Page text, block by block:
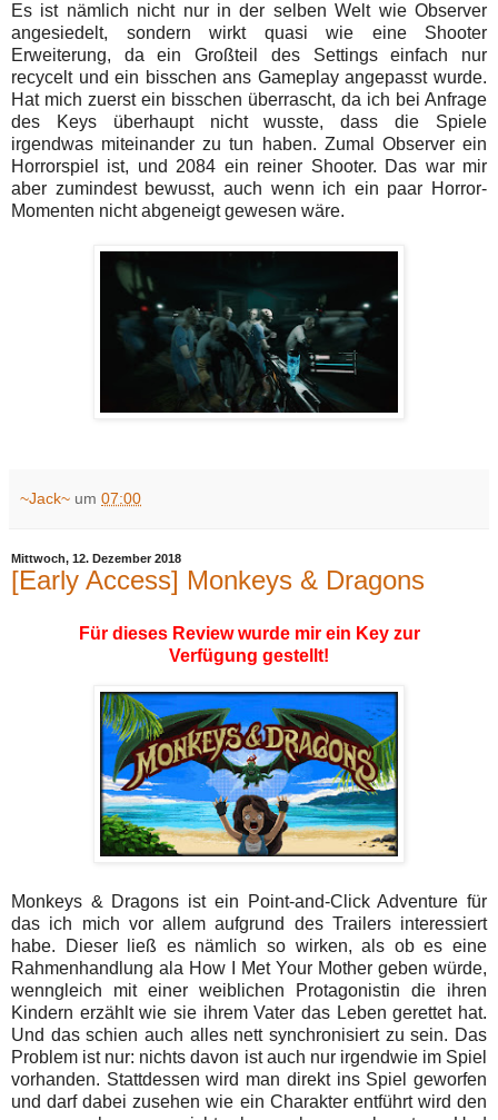
Es ist nämlich nicht nur in der selben Welt wie Observer
angesiedelt, sondern wirkt quasi wie eine Shooter
Erweiterung, da ein Großteil des Settings einfach nur
recycelt und ein bisschen ans Gameplay angepasst wurde.
Hat mich zuerst ein bisschen überrascht, da ich bei Anfrage
des Keys überhaupt nicht wusste, dass die Spiele
irgendwas miteinander zu tun haben. Zumal Observer ein
Horrorspiel ist, und 2084 ein reiner Shooter. Das war mir
aber zumindest bewusst, auch wenn ich ein paar Horror-
Momenten nicht abgeneigt gewesen wäre.
~Jack~ um 07:00
Mittwoch, 12. Dezember 2018
[Early Access] Monkeys & Dragons
Für dieses Review wurde mir ein Key zur
Verfügung gestellt!
Monkeys & Dragons ist ein Point-and-Click Adventure für
das ich mich vor allem aufgrund des Trailers interessiert
habe. Dieser ließ es nämlich so wirken, als ob es eine
Rahmenhandlung ala How I Met Your Mother geben würde,
wenngleich mit einer weiblichen Protagonistin die ihren
Kindern erzählt wie sie ihrem Vater das Leben gerettet hat.
Und das schien auch alles nett synchronisiert zu sein. Das
Problem ist nur: nichts davon ist auch nur irgendwie im Spiel
vorhanden. Stattdessen wird man direkt ins Spiel geworfen
und darf dabei zusehen wie ein Charakter entführt wird den